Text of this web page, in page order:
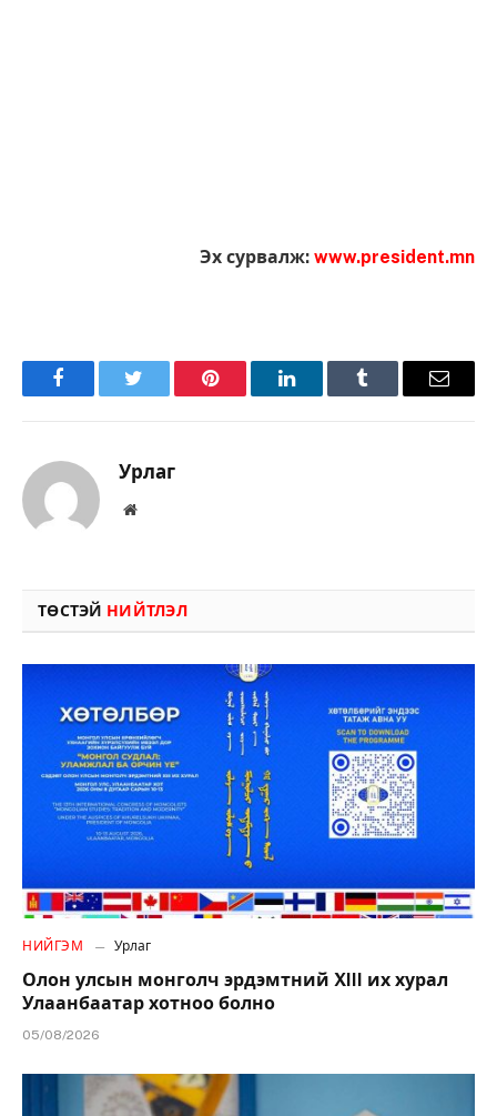
Эх сурвалж: www.president.mn
FacebookTwitter Pinterest LinkedInTumblr Имэйл
Урлаг
Вэбсайт
ТӨСТЭЙ НИЙТЛЭЛ
НИЙГЭМ Урлаг
Олон улсын монголч эрдэмтний XIII их хурал
Улаанбаатар хотноо болно
05/08/2026